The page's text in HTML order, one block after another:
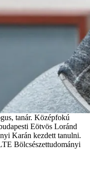
tanár. Középfokú
Eötvös Loránd
Karán kezdett tanulni.
Bölcsészettudományi